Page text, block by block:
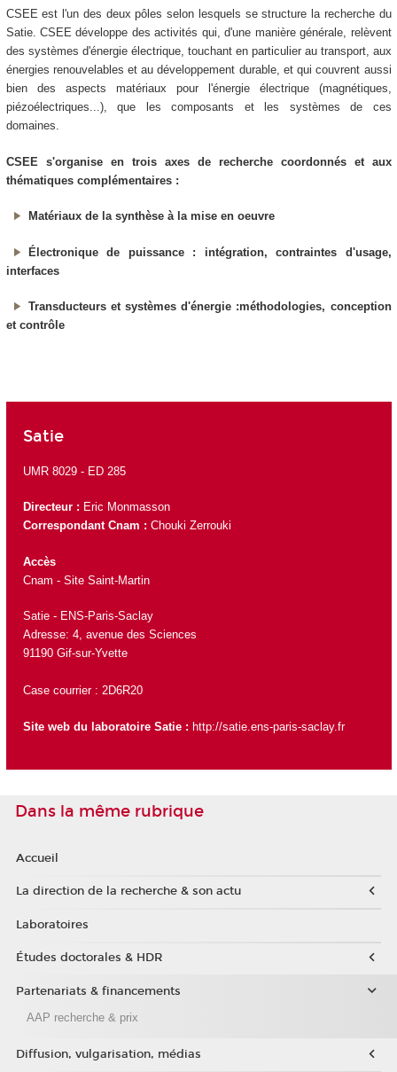
CSEE est l'un des deux pôles selon lesquels se structure la recherche du
Satie. CSEE développe des activités qui, d'une manière générale, relèvent
des systèmes d'énergie électrique, touchant en particulier au transport, aux
énergies renouvelables et au développement durable, et qui couvrent aussi
bien des aspects matériaux pour l'énergie électrique (magnétiques,
piézoélectriques...), que les composants et les systèmes de ces
domaines.
CSEE s'organise en trois axes de recherche coordonnés et aux
thématiques complémentaires :
Matériaux de la synthèse à la mise en oeuvre
Électronique de puissance : intégration, contraintes d'usage,
interfaces
Transducteurs et systèmes d'énergie :méthodologies, conception
et contrôle
Satie
UMR 8029 - ED 285
Directeur : Eric Monmasson
Correspondant Cnam : Chouki Zerrouki
Accès
Cnam - Site Saint-Martin
Satie - ENS-Paris-Saclay
Adresse: 4, avenue des Sciences
91190 Gif-sur-Yvette
Case courrier : 2D6R20
Site web du laboratoire Satie : http://satie.ens-paris-saclay.fr
Dans la même rubrique
Accueil
La direction de la recherche & son actu
Laboratoires
Études doctorales & HDR
Partenariats & financements
AAP recherche & prix
Diffusion, vulgarisation, médias